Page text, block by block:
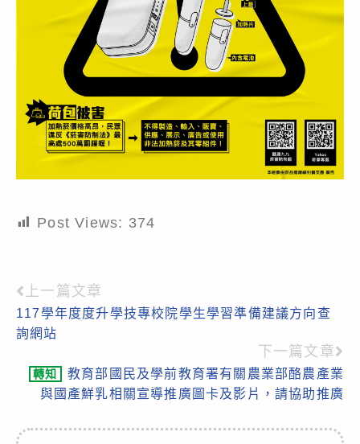
Post Views: 374
Read
more
上一篇文章
117學年度度升學技專校院學生學習準備建議方向查
詢網站
下一篇文章
轉知
教育部國民及學前教育署有關農業部酪農產業
與國產鮮乳相關宣導推廣圖卡及影片，請協助推廣